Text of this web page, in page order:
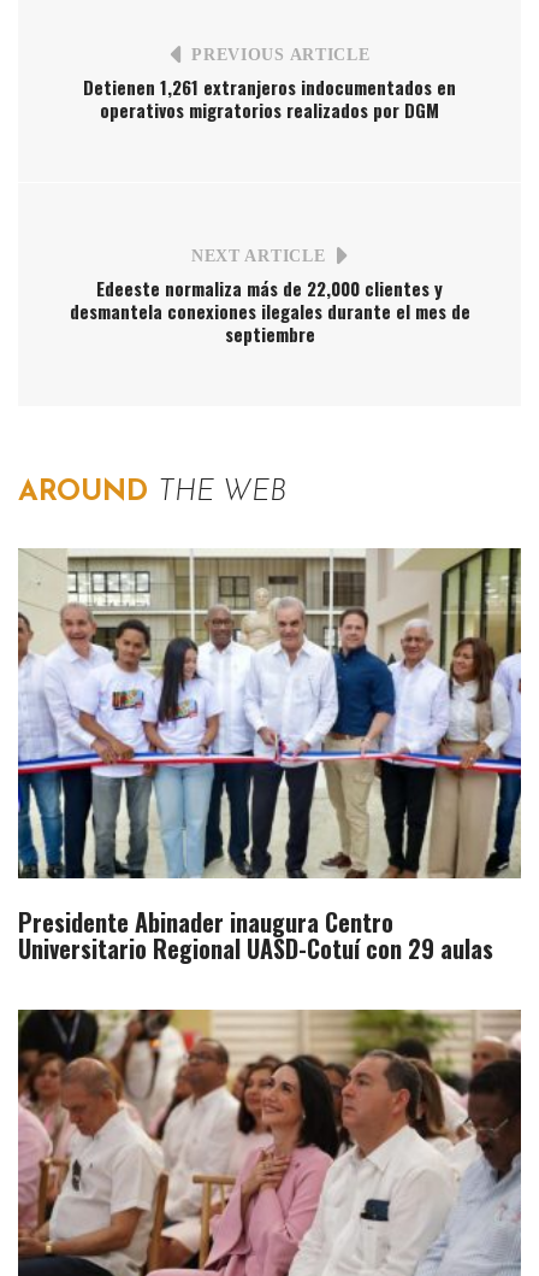
PREVIOUS ARTICLE
Detienen 1,261 extranjeros indocumentados en
operativos migratorios realizados por DGM
NEXT ARTICLE
Edeeste normaliza más de 22,000 clientes y
desmantela conexiones ilegales durante el mes de
septiembre
AROUND THE WEB
Presidente Abinader inaugura Centro
Universitario Regional UASD-Cotuí con 29 aulas